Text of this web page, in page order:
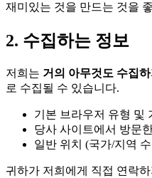
재미있는 것을 만드는 것을
2. 수집하는 정보
저희는 거의 아무것도 수집
로 수집될 수 있습니다.
기본 브라우저 유형 및
당사 사이트에서 방문
일반 위치 (국가/지역
귀하가 저희에게 직접 연락